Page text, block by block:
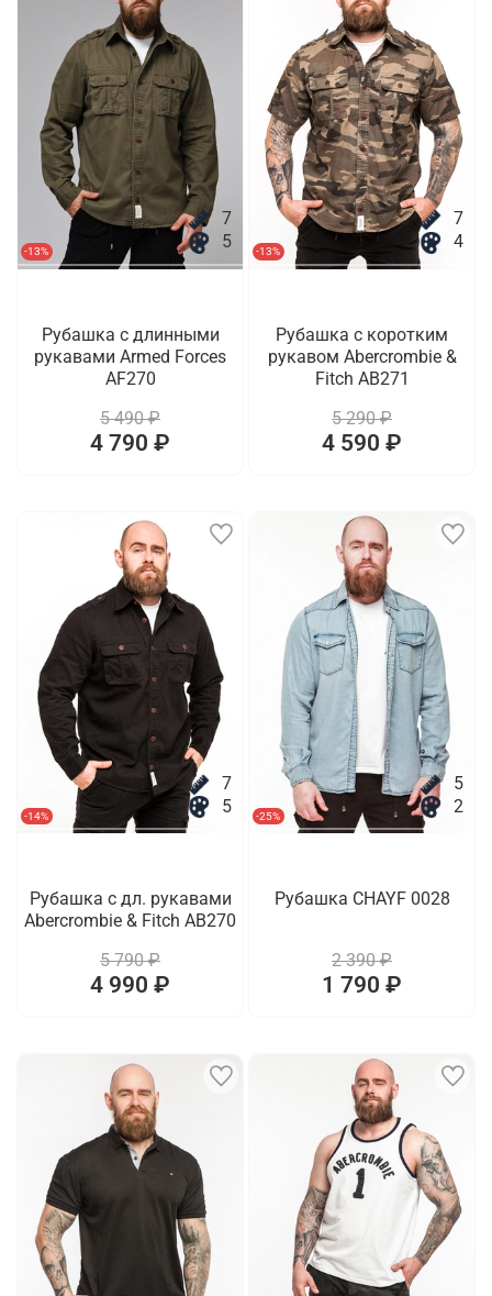
-13%
7
5
Рубашка с длинными
рукавами Armed Forces
AF270
5 490 ₽
4 790 ₽
-13%
7
4
Рубашка с коротким
рукавом Abercrombie &
Fitch AB271
5 290 ₽
4 590 ₽
-14%
7
5
Рубашка с дл. рукавами
Abercrombie & Fitch AB270
5 790 ₽
4 990 ₽
-25%
5
2
Рубашка CHAYF 0028
2 390 ₽
1 790 ₽